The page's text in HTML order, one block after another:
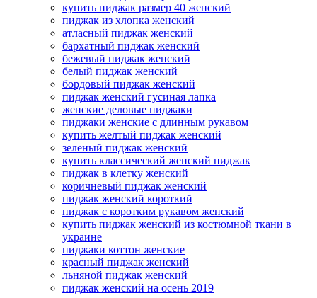
купить пиджак размер 40 женский
пиджак из хлопка женский
атласный пиджак женский
бархатный пиджак женский
бежевый пиджак женский
белый пиджак женский
бордовый пиджак женский
пиджак женский гусиная лапка
женские деловые пиджаки
пиджаки женские с длинным рукавом
купить желтый пиджак женский
зеленый пиджак женский
купить классический женский пиджак
пиджак в клетку женский
коричневый пиджак женский
пиджак женский короткий
пиджак с коротким рукавом женский
купить пиджак женский из костюмной ткани в
украине
пиджаки коттон женские
красный пиджак женский
льняной пиджак женский
пиджак женский на осень 2019